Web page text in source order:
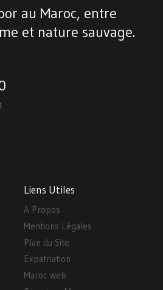
au Maroc, entre
et nature sauvage.
Liens Utiles
A Propos
Mentions Légales
Plan du Site
Expatriation
Maroc web